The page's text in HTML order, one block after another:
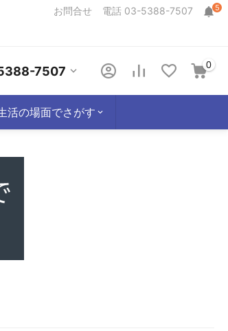
5
お問合せ 電話 03-5388-7507
7507 0
活の場面でさがす